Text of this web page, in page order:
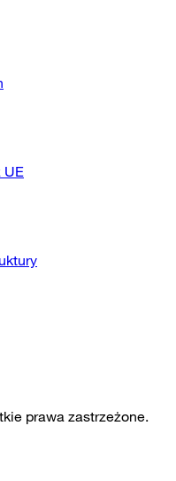
UE
prawa zastrzeżone.